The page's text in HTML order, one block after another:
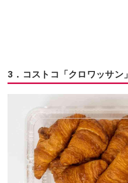
3．コストコ「クロワッサン」